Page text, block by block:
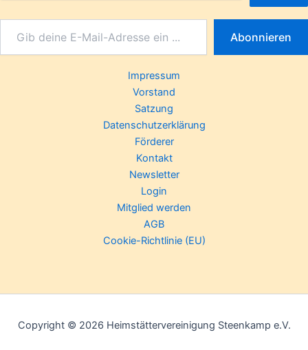
Abonnieren
Impressum
Vorstand
Satzung
Datenschutzerklärung
Förderer
Kontakt
Newsletter
Login
Mitglied werden
AGB
Cookie-Richtlinie (EU)
Copyright © 2026 Heimstättervereinigung Steenkamp e.V.